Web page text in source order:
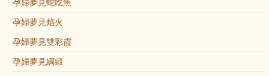
孕婦夢見蛇吃魚
孕婦夢見焰火
孕婦夢見雙彩霞
孕婦夢見綢緞